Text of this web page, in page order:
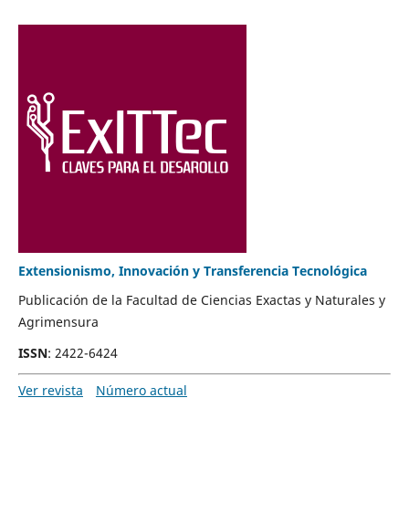
Extensionismo, Innovación y Transferencia Tecnológica
Publicación de la Facultad de Ciencias Exactas y Naturales y
Agrimensura
ISSN: 2422-6424
Ver revista Número actual